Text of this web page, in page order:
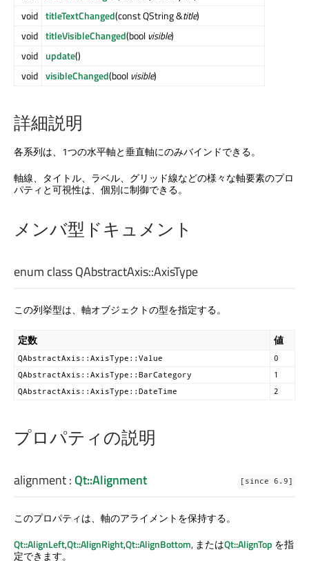
void titleTextChanged(const QString &title)
void titleVisibleChanged(bool visible)
void update()
void visibleChanged(bool visible)
詳細説明
各系列は、1つの水平軸と垂直軸にのみバインドできる。
軸線、タイトル、ラベル、グリッド線などの様々な軸要素のプロ
パティと可視性は、個別に制御できる。
メンバ型ドキュメント
enum class QAbstractAxis::AxisType
この列挙型は、軸オブジェクトの型を指定する。
定数 値
QAbstractAxis::AxisType::Value
0
QAbstractAxis::AxisType::BarCategory
1
QAbstractAxis::AxisType::DateTime
2
プロパティの説明
[since 6.9]
alignment:Qt::Alignment
このプロパティは、軸のアライメントを保持する。
Qt::AlignLeft,Qt::AlignRight,Qt::AlignBottom, またはQt::AlignTop を指
定できます。